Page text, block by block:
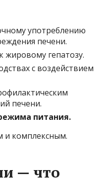
употреблению
печени.
жировому гепатозу.
с воздействием
печени.
питания.
и комплексным.
— что